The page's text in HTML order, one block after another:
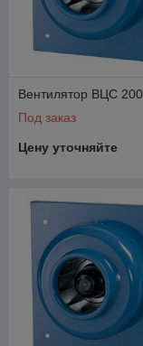
Вентилятор ВЦС 200
Под заказ
Цену уточняйте